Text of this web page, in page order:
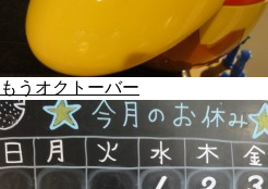
もうオクトーバー